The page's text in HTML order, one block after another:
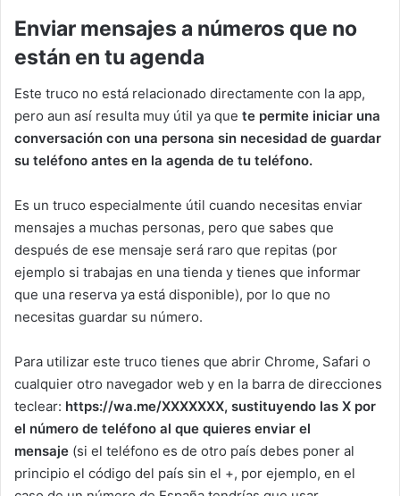
Enviar mensajes a números que no
están en tu agenda
Este truco no está relacionado directamente con la app,
pero aun así resulta muy útil ya que te permite iniciar una
conversación con una persona sin necesidad de guardar
su teléfono antes en la agenda de tu teléfono.
Es un truco especialmente útil cuando necesitas enviar
mensajes a muchas personas, pero que sabes que
después de ese mensaje será raro que repitas (por
ejemplo si trabajas en una tienda y tienes que informar
que una reserva ya está disponible), por lo que no
necesitas guardar su número.
Para utilizar este truco tienes que abrir Chrome, Safari o
cualquier otro navegador web y en la barra de direcciones
teclear: https://wa.me/XXXXXXX, sustituyendo las X por
el número de teléfono al que quieres enviar el
mensaje (si el teléfono es de otro país debes poner al
principio el código del país sin el +, por ejemplo, en el